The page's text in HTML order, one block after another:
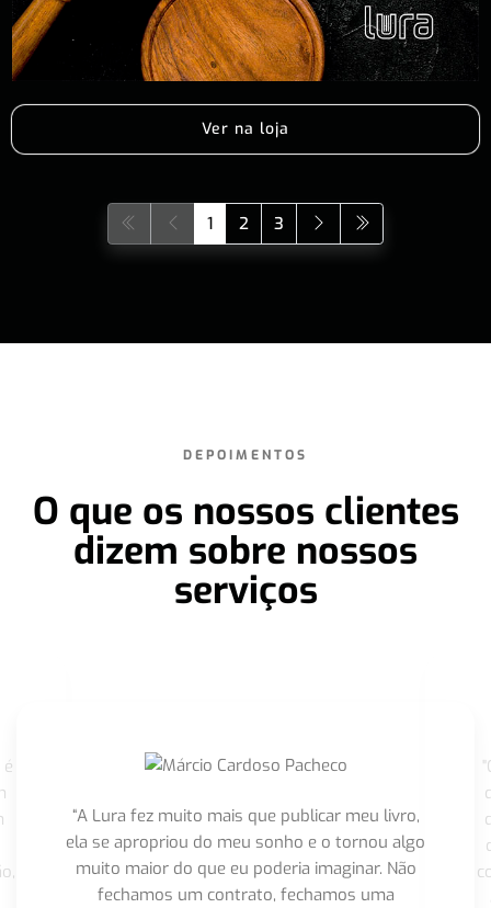
Ver na loja
1 2 3
DEPOIMENTOS
O que os nossos clientes
dizem sobre nossos
serviços
“A Lura fez muito mais que publicar meu livro,
ela se apropriou do meu sonho e o tornou algo
muito maior do que eu poderia imaginar. Não
fechamos um contrato, fechamos uma